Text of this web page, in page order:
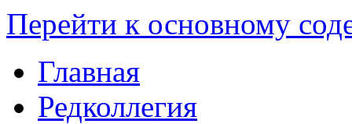
Перейти к основному
Главная
Редколлегия